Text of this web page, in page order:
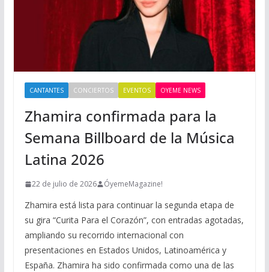
CANTANTES CONCIERTOS EVENTOS OYEME NEWS
Zhamira confirmada para la
Semana Billboard de la Música
Latina 2026
22 de julio de 2026 ÓyemeMagazine!
Zhamira está lista para continuar la segunda etapa de
su gira “Curita Para el Corazón”, con entradas agotadas,
ampliando su recorrido internacional con
presentaciones en Estados Unidos, Latinoamérica y
España. Zhamira ha sido confirmada como una de las